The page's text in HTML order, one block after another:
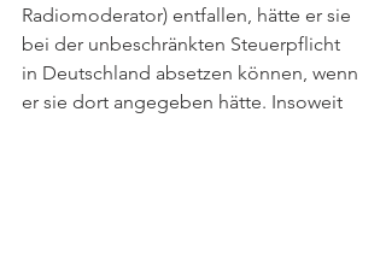
Radiomoderator) entfallen, hätte er sie
bei der unbeschränkten Steuerpflicht
in Deutschland absetzen können, wenn
er sie dort angegeben hätte. Insoweit